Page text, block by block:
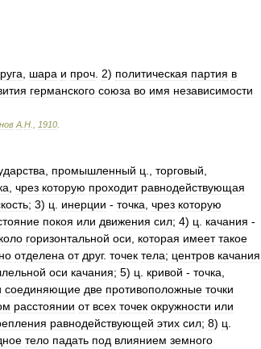
шара и проч 2) политическая партия в
германского союза во имя независимости
А Н 1910
промышленный ц торговый
чрез которую проходит равнодействующая
; 3) ц инерции - точка чрез которую
покоя или движения сил; 4) ц качания -
горизонтальной оси которая имеет такое
отделена от друг. точек тела; центров качания
оси качания; 5) ц кривой - точка
соединяющие две противоположные точки
расстоянии от всех точек окружности или
равнодействующей этих сил; 8) ц
тело падать под влиянием земного